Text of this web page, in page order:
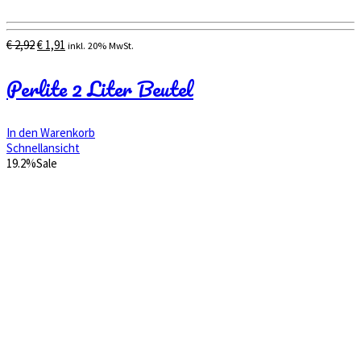
€2,92Ursprünglicher
€ 2,92
€ 1,91 Aktueller
€ 1,91.
inkl. 20% MwSt.
Perlite 2 Liter Beutel
In den Warenkorb
Schnellansicht
19.2%Sale